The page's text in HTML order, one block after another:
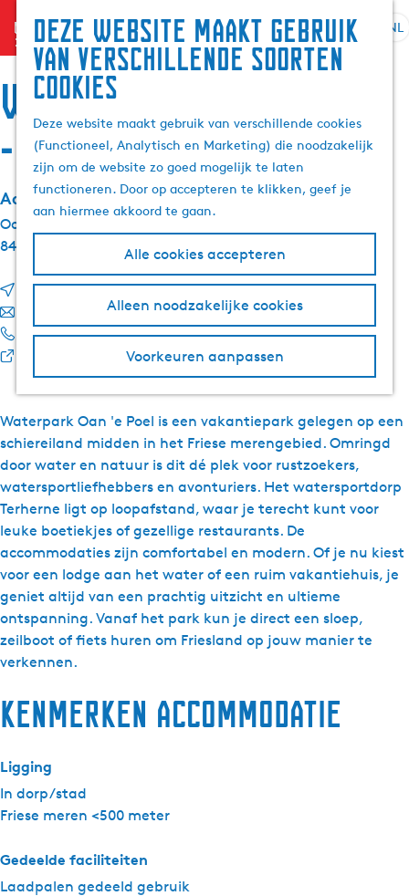
Deze website maakt gebruik
van verschillende soorten
cookies
Deze website maakt gebruik van verschillende cookies
(Functioneel, Analytisch en Marketing) die noodzakelijk
zijn om de website zo goed mogelijk te laten
functioneren. Door op accepteren te klikken, geef je
aan hiermee akkoord te gaan.
Alle cookies accepteren
Alleen noodzakelijke cookies
Voorkeuren aanpassen
menu
G
a
n
a
a
r
d
e
h
o
e
a
S
g
a
:
N
NL
Waterpark Oan 'e Poel
- lodges
Waterpark Oan 'e Poel is een vakantiepark gelegen op een
schiereiland midden in het Friese merengebied. Omringd
door water en natuur is dit dé plek voor rustzoekers,
watersportliefhebbers en avonturiers. Het watersportdorp
Terherne ligt op loopafstand, waar je terecht kunt voor
leuke boetiekjes of gezellige restaurants. De
accommodaties zijn comfortabel en modern. Of je nu kiest
voor een lodge aan het water of een ruim vakantiehuis, je
geniet altijd van een prachtig uitzicht en ultieme
ontspanning. Vanaf het park kun je direct een sloep,
zeilboot of fiets huren om Friesland op jouw manier te
verkennen.
Adresgegevens:
Oanepoel 41
8493 MG
Routen
a
W
a
t
e
r
p
a
r
k
O
a
n
'
e
o
e
l
o
g
e
a
r
W
a
t
e
r
p
a
r
k
O
a
n
'
P
o
-
l
d
g
BelW
t
e
r
p
a
r
k
O
a
n
'
e
P
o
l
-
o
d
g
s
a
n
W
a
t
e
r
p
a
r
k
O
a
n
e
P
l
-
o
d
Kenmerken accommodatie
Ligging
In dorp/stad
Friese meren <500 meter
Gedeelde faciliteiten
Laadpalen gedeeld gebruik